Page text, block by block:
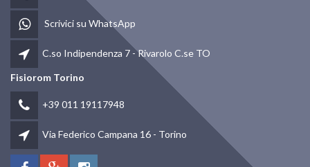
Scrivici su WhatsApp
C.so Indipendenza 7 - Rivarolo C.se TO
Fisiorom Torino
+39 011 19117948
Via Federico Campana 16 - Torino